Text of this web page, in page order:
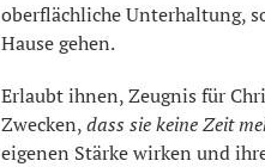
oberflächliche Unterhaltung,
Hause gehen.
Erlaubt ihnen, Zeugnis für
Zwecken,dass sie keine Zeit
eigenen Stärke wirken und